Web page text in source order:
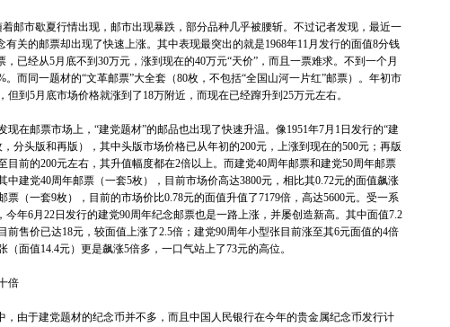
市歇夏行情出现，邮市出现暴跌，部分品种几乎被腰斩。不过记者发现，最近一
有关的邮票却出现了快速上涨。其中表现最突出的就是1968年11月发行的面值8分钱
，已经从5月底不到30万元，涨到现在的40万元“天价”，而且一票难求。不到一个月
。而同一题材的“文革邮票”大全套（80枚，不包括“全国山河一片红”邮票）。年初市
但到5月底市场价格就涨到了18万附近，而现在已经蹿升到25万元左右。
在邮票市场上，“建党题材”的邮品也出现了快速升温。像1951年7月1日发行的“建
分头版和再版），其中头版市场价格已从年初的200元，上涨到现在的500元；再版
目前的200元左右，其升值幅度都在2倍以上。而建党40周年邮票和建党50周年邮票
中建党40周年邮票（一套5枚），目前市场价高达3800元，相比其0.72元的面值飙涨
票（一套9枚），目前的市场价比0.78元的面值升值了7179倍，高达5600元。受一系
今年6月22日发行的建党90周年纪念邮票也是一路上涨，并屡创造新高。其中面值7.2
前售价已达18元，较面值上涨了2.5倍；建党90周年小型张目前涨至其6元面值的4倍
（面值14.4元）更是飙涨5倍多，一口气站上了73元的高位。
倍
由于建党题材的纪念币并不多，而且中国人民银行在今年的贵金属纪念币发行计